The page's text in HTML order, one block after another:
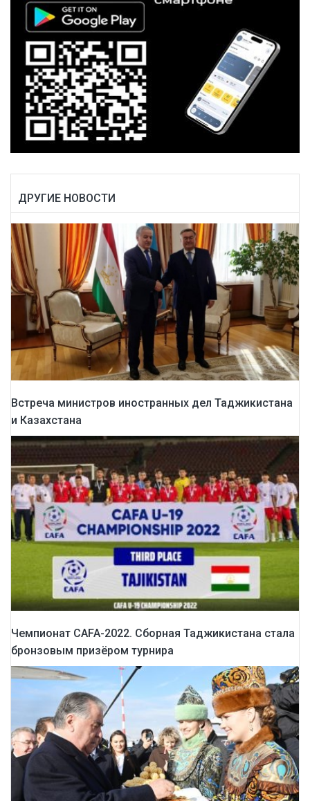
ДРУГИЕ НОВОСТИ
Встреча министров иностранных дел Таджикистана
и Казахстана
Чемпионат CAFA-2022. Сборная Таджикистана стала
бронзовым призёром турнира